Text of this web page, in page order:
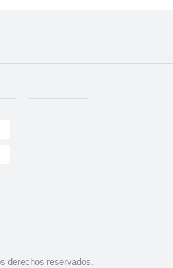
derechos reservados.